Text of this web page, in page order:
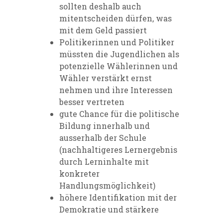
sollten deshalb auch
mitentscheiden dürfen, was
mit dem Geld passiert
Politikerinnen und Politiker
müssten die Jugendlichen als
potenzielle Wählerinnen und
Wähler verstärkt ernst
nehmen und ihre Interessen
besser vertreten
gute Chance für die politische
Bildung innerhalb und
ausserhalb der Schule
(nachhaltigeres Lernergebnis
durch Lerninhalte mit
konkreter
Handlungsmöglichkeit)
höhere Identifikation mit der
Demokratie und stärkere